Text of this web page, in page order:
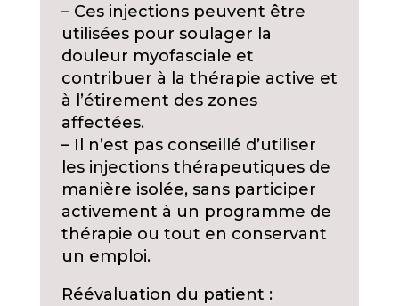
– Ces injections peuvent être
utilisées pour soulager la
douleur myofasciale et
contribuer à la thérapie active et
à l’étirement des zones
affectées.
– Il n’est pas conseillé d’utiliser
les injections thérapeutiques de
manière isolée, sans participer
activement à un programme de
thérapie ou tout en conservant
un emploi.
Réévaluation du patient :